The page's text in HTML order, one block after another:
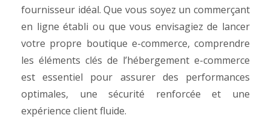
fournisseur idéal. Que vous soyez un commerçant
en ligne établi ou que vous envisagiez de lancer
votre propre boutique e-commerce, comprendre
les éléments clés de l’hébergement e-commerce
est essentiel pour assurer des performances
optimales, une sécurité renforcée et une
expérience client fluide.